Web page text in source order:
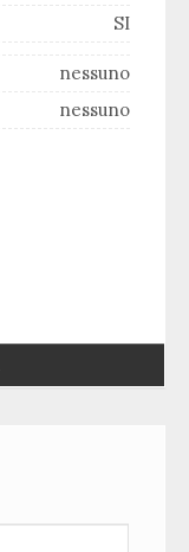
SI
nessuno
nessuno